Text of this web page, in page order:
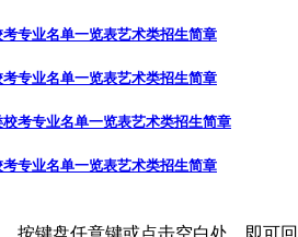
专业名单一览表艺术类招生简章
专业名单一览表艺术类招生简章
考专业名单一览表艺术类招生简章
专业名单一览表艺术类招生简章